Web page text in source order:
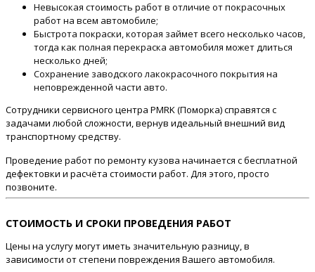
Невысокая стоимость работ в отличие от покрасочных
работ на всем автомобиле;
Быстрота покраски, которая займет всего несколько часов,
тогда как полная перекраска автомобиля может длиться
несколько дней;
Сохранение заводского лакокрасочного покрытия на
неповрежденной части авто.
Сотрудники сервисного центра PMRK (Поморка) справятся с
задачами любой сложности, вернув идеальный внешний вид
транспортному средству.
Проведение работ по ремонту кузова начинается с бесплатной
дефектовки и расчёта стоимости работ. Для этого, просто
позвоните.
СТОИМОСТЬ И СРОКИ ПРОВЕДЕНИЯ РАБОТ
Цены на услугу могут иметь значительную разницу, в
зависимости от степени повреждения Вашего автомобиля.